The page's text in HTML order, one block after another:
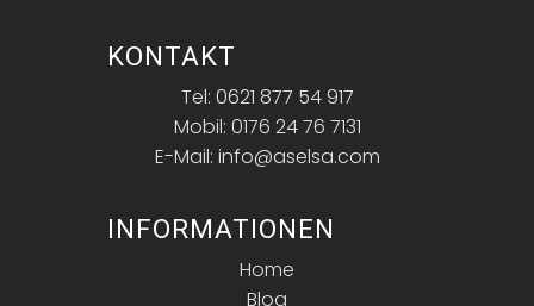
KONTAKT
Tel: 0621 877 54 917
Mobil: 0176 24 76 7131
E-Mail: info@aselsa.com
INFORMATIONEN
Home
Blog